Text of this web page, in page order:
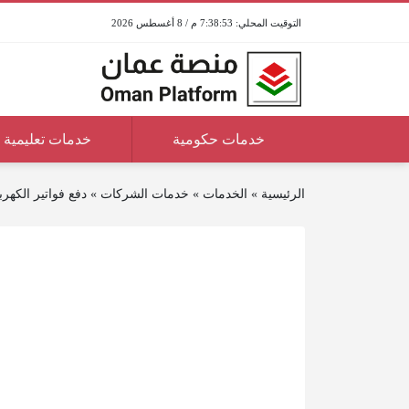
7:38:53 م / 8 أغسطس 2026
خدمات حكومية خدمات تعليمية
الرئيسية » الخدمات » خدمات الشركات »دفع فواتير